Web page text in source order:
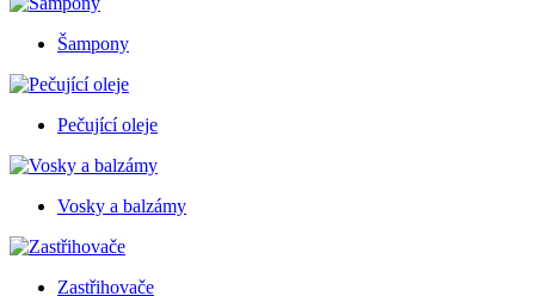
Šampony
Pečující oleje
Vosky a balzámy
Zastřihovače